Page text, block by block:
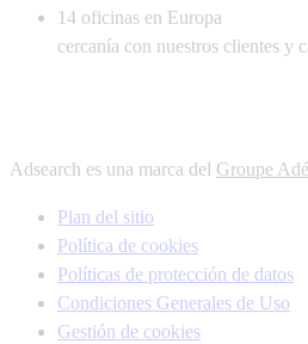
14 oficinas en Europa
cercanía con nuestros clientes y
Adsearch es una marca del Groupe
Plan del sitio
Política de cookies
Políticas de protección de datos
Condiciones Generales de Uso
Gestión de cookies